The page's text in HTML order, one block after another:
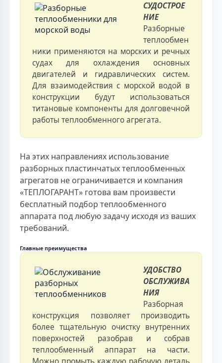
СУДОСТРОЕ
НИЕ
Разборные
теплообмен
ники применяются на морских и речных
судах для охлаждения основных
двигателей и гидравлических систем.
Для взаимодействия с морской водой в
конструкции будут использоваться
титановые компоненты для долговечной
работы теплообменного агрегата.
На этих направлениях использование
разборных пластинчатых теплообменных
агрегатов не ограничивается и компания
«ТЕПЛОГАРАНТ» готова вам произвести
бесплатный подбор теплообменного
аппарата под любую задачу исходя из ваших
требований.
Главные преимущества
УДОБСТВО
ОБСЛУЖИВА
НИЯ
Разборная
конструкция позволяет производить
более тщательную очистку внутренних
поверхностей разобрав и собрав
теплообменный аппарат на части.